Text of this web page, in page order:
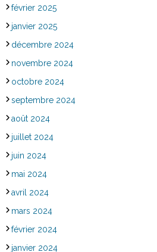
février 2025
janvier 2025
décembre 2024
novembre 2024
octobre 2024
septembre 2024
août 2024
juillet 2024
juin 2024
mai 2024
avril 2024
mars 2024
février 2024
janvier 2024